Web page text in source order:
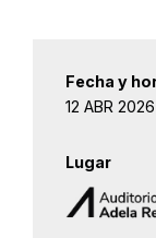
Fecha y
12 ABR
Lugar